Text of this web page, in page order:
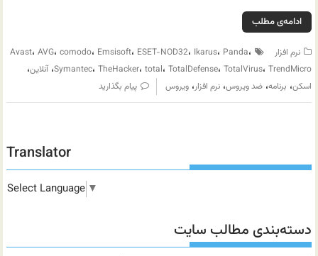
ادامه‌ی مطلب
نرم افزار Avast، AVG، comodo، Emsisoft، ESET-NOD32، Ikarus، Panda،
Symantec، TheHacker، total، TotalDefense، TotalVirus، TrendMicro ،آنلاین،
اسکن، برنامه،ضد ویروس،نرم افزار،ویروس پیام بگذارید
Translator
Select Language ▼
دسته‌بندی مطالب سایت